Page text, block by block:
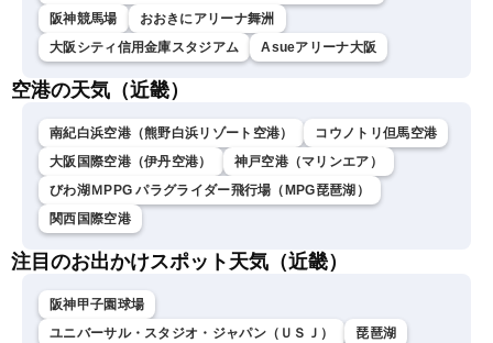
阪神競馬場
おおきにアリーナ舞洲
大阪シティ信用金庫スタジアム
Asueアリーナ大阪
空港の天気（近畿）
南紀白浜空港（熊野白浜リゾート空港）
コウノトリ但馬空港
大阪国際空港（伊丹空港）
神戸空港（マリンエア）
びわ湖ＭPPG パラグライダー飛行場（MPG琵琶湖）
関西国際空港
注目のお出かけスポット天気（近畿）
阪神甲子園球場
ユニバーサル・スタジオ・ジャパン（ＵＳＪ）
琵琶湖